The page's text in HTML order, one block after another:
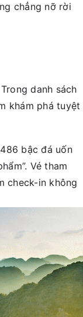
chẳng nỡ rời
danh sách
khám phá tuyệt
bậc đá uốn
Vé tham
check-in không